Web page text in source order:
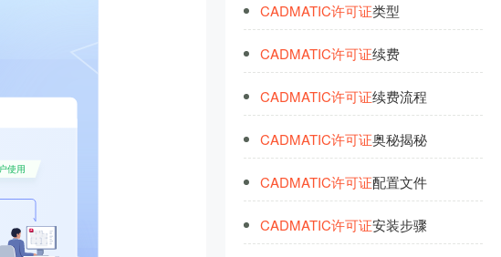
CADMATIC许可证类型
CADMATIC许可证续费
CADMATIC许可证续费流程
CADMATIC许可证奥秘揭秘
CADMATIC许可证配置文件
CADMATIC许可证安装步骤